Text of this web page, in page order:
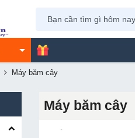
Máy băm cây
Máy băm cây